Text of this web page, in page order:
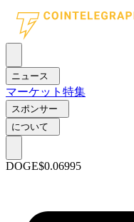
ニュース
マーケット 特集
スポンサー
について
DOGE$0.06995